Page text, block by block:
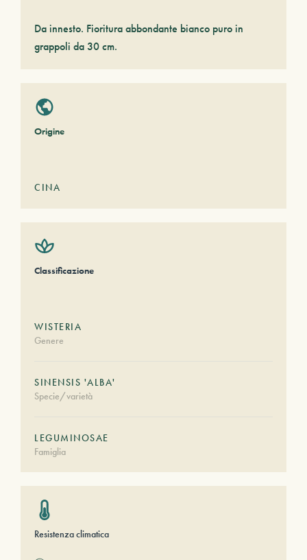
Da innesto. Fioritura abbondante bianco puro in
grappoli da 30 cm.
Origine
CINA
Classificazione
WISTERIA
Genere
SINENSIS 'ALBA'
Specie/varietà
LEGUMINOSAE
Famiglia
Resistenza climatica